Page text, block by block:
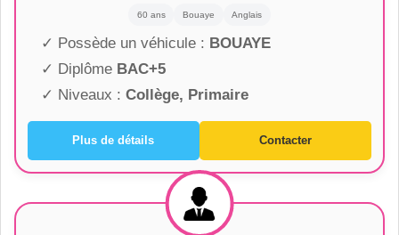
60 ans Bouaye Anglais
✓ Possède un véhicule : BOUAYE
✓ Diplôme BAC+5
✓ Niveaux : Collège, Primaire
Plus de détails Contacter